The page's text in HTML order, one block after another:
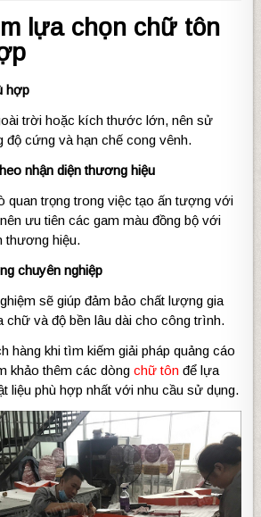
lựa chọn chữ tôn
hợp
trời hoặc kích thước lớn, nên sử
độ cứng và hạn chế cong vênh.
nhận diện thương hiệu
quan trọng trong việc tạo ấn tượng với
ưu tiên các gam màu đồng bộ với
thương hiệu.
chuyên nghiệp
sẽ giúp đảm bảo chất lượng gia
chữ và độ bền lâu dài cho công trình.
hàng khi tìm kiếm giải pháp quảng cáo
khảo thêm các dòngchữ tôn để lựa
liệu phù hợp nhất với nhu cầu sử dụng.